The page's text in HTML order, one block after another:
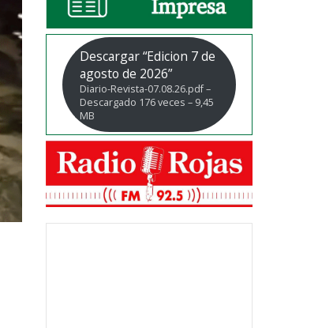
Descargar “Edicion 7 de
agosto de 2026”
Diario-Revista-07.08.26.pdf –
Descargado 176 veces – 9,45
MB